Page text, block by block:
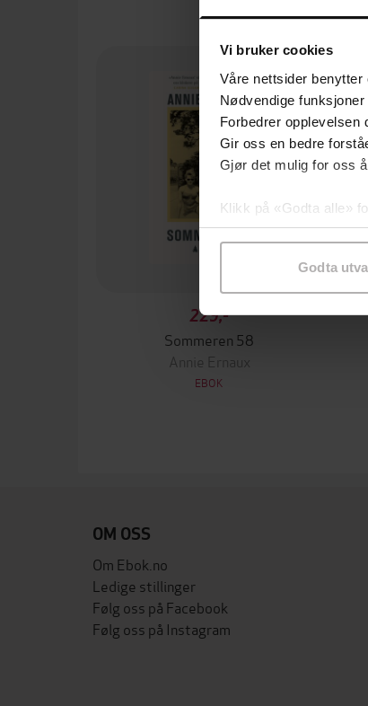
Vi bruker cookies
Våre nettsider
Nødvendige
Forbedrer opplevelsen
Gir oss en bedre
Gjør det mulig for oss
Klikk på «Godta alle»
samtykke til
Godta
229,-
Sommeren 58
Annie Ernaux
EBOK
OM OSS
Om Ebok.no
Ledige stillinger
Følg oss på Facebook
Følg oss på Instagram